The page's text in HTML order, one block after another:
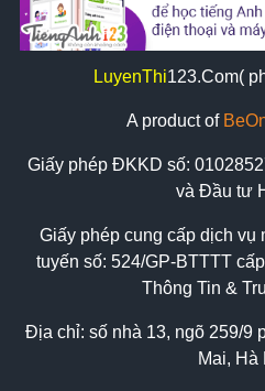
LuyenThi123.Com(
A product of
Giấy phép ĐKKD số:
và Đầu tư
Giấy phép cung cấp dịch vụ
tuyến số: 524/GP-BTTTT
Thông Tin &
Địa chỉ: số nhà 13, ngõ 259/9
Mai, Hà